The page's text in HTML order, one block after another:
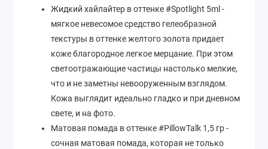
Жидкий хайлайтер в оттенке #Spotlight 5ml -
мягкое невесомое средство гелеобразной
текстуры в оттенке желтого золота придает
коже благородное легкое мерцание. При этом
светоотражающие частицы настолько мелкие,
что и не заметны невооруженным взглядом.
Кожа выглядит идеально гладко и при дневном
свете, и на фото.
Матовая помада в оттенке #PillowTalk 1,5 гр -
сочная матовая помада, которая не только